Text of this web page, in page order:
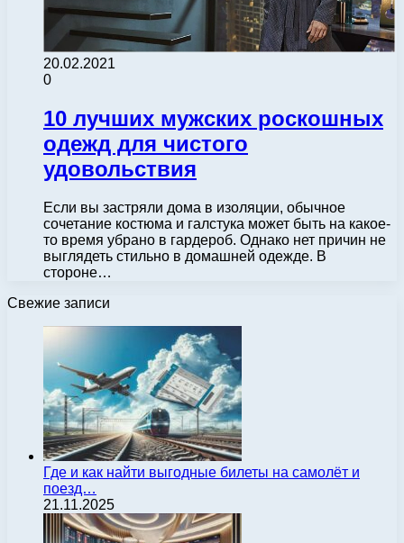
20.02.2021
0
10 лучших мужских роскошных
одежд для чистого
удовольствия
Если вы застряли дома в изоляции, обычное
сочетание костюма и галстука может быть на какое-
то время убрано в гардероб. Однако нет причин не
выглядеть стильно в домашней одежде. В
стороне…
Свежие записи
Где и как найти выгодные билеты на самолёт и
поезд…
21.11.2025